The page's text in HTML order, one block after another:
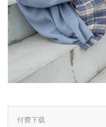
付费下载